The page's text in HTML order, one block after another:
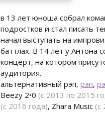
в 13 лет юноша собрал
подростков и стал писать
начал выступать на
баттлах. В 14 лет у Антона
концерт, на котором
аудитория.
альтернативный рэп, рэп,
Beezy 2•0 (с 2013 по 2015
(с 2016 года), Zhara Music (с